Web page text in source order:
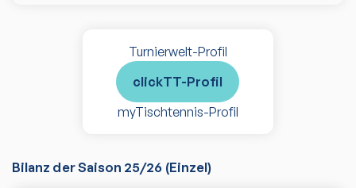
Turnierwelt-Profil
clickTT-Profil
myTischtennis-Profil
Bilanz der Saison 25/26 (Einzel)